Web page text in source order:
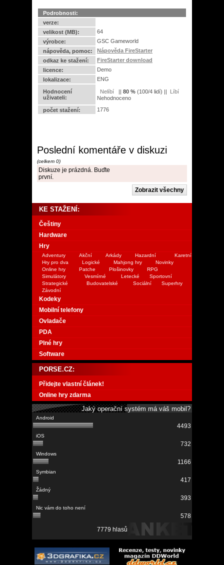
Podrobnosti:
verze:
velikost (MB):
64
výrobce:
GSC Gameworld
nápověda, pomoc:
Nápověda FireStarter
odkaz ke stažení:
FireStarter download
licence:
Demo
lokalizace:
ENG
Hodnocení
uživateli:
|| 80 % (100/4 lidí) ||
Nehodnoceno
počet stažení:
1776
Poslední komentáře v diskuzi
(celkem 0)
Diskuze je prázdná. Buďte
první.
KE STAŽENÍ:
Češtiny
Hardware
Hry
Adventury Akční Arkády Hazardní
Karetní
Hry pro dva
Logické Mahjong hry
Novinky
Online hry
Patche Plošinovky
RPG
Simulátory
Vesmírné Letecké
Sportovní
Strategické
Budovatelské Sociální
Superhry
Závodní
Kodeky
Mobilní telefony
Ovladače
PDA
Plné hry
Software
PORSE.CZ:
Přidejte vlastní článek!
Online hry zdarma
Jaký operační systém má váš mobil?
4493
732
1166
417
393
578
7779 hlasů